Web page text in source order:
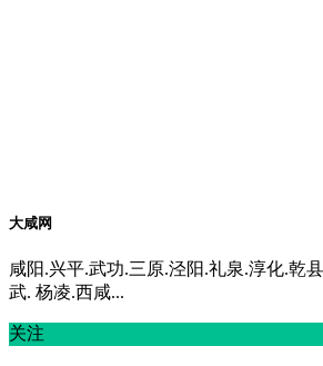
大咸网
咸阳.兴平.武功.三原.泾阳.礼泉.淳化.乾
武. 杨凌.西咸...
关注